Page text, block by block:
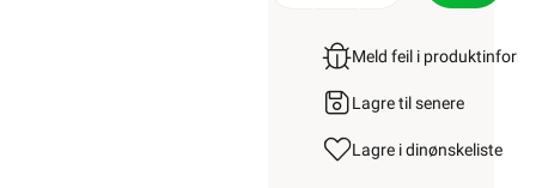
Meld feil i
Lagre til senere
Lagre i dinønskeliste